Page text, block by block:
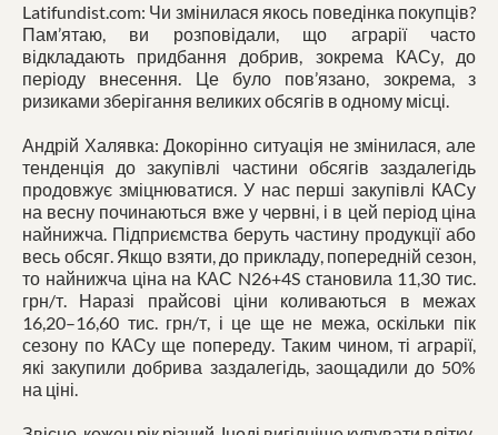
Latifundist.com: Чи змінилася якось поведінка покупців?
Пам’ятаю, ви розповідали, що аграрії часто
відкладають придбання добрив, зокрема КАСу, до
періоду внесення. Це було пов’язано, зокрема, з
ризиками зберігання великих обсягів в одному місці.
Андрій Халявка: Докорінно ситуація не змінилася, але
тенденція до закупівлі частини обсягів заздалегідь
продовжує зміцнюватися. У нас перші закупівлі КАСу
на весну починаються вже у червні, і в цей період ціна
найнижча. Підприємства беруть частину продукції або
весь обсяг. Якщо взяти, до прикладу, попередній сезон,
то найнижча ціна на КАС N26+4S становила 11,30 тис.
грн/т. Наразі прайсові ціни коливаються в межах
16,20–16,60 тис. грн/т, і це ще не межа, оскільки пік
сезону по КАСу ще попереду. Таким чином, ті аграрії,
які закупили добрива заздалегідь, заощадили до 50%
на ціні.